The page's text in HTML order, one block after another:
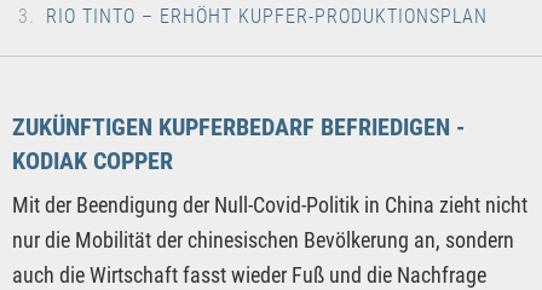
RIO TINTO – ERHÖHT KUPFER-PRODUKTIONSPLAN
ZUKÜNFTIGEN KUPFERBEDARF BEFRIEDIGEN -
KODIAK COPPER
Mit der Beendigung der Null-Covid-Politik in China zieht nicht
nur die Mobilität der chinesischen Bevölkerung an, sondern
auch die Wirtschaft fasst wieder Fuß und die Nachfrage